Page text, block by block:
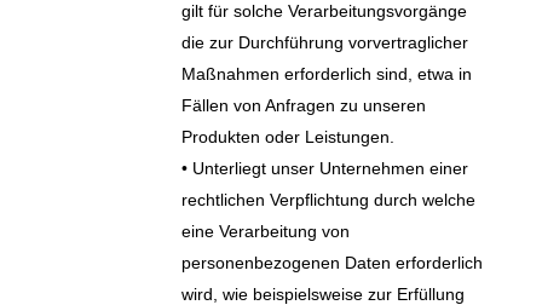
gilt für solche Verarbeitungsvorgänge
die zur Durchführung vorvertraglicher
Maßnahmen erforderlich sind, etwa in
Fällen von Anfragen zu unseren
Produkten oder Leistungen.
• Unterliegt unser Unternehmen einer
rechtlichen Verpflichtung durch welche
eine Verarbeitung von
personenbezogenen Daten erforderlich
wird, wie beispielsweise zur Erfüllung